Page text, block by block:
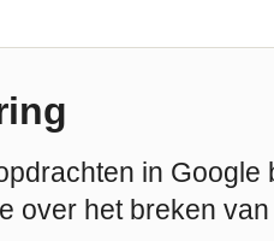
in
over het breken